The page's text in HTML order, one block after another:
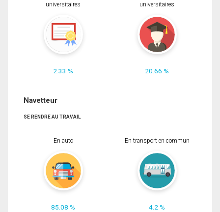
universitaires
2.33 %
universitaires
20.66 %
Navetteur
SE RENDRE AU TRAVAIL
En auto
85.08 %
En transport en commun
4.2 %